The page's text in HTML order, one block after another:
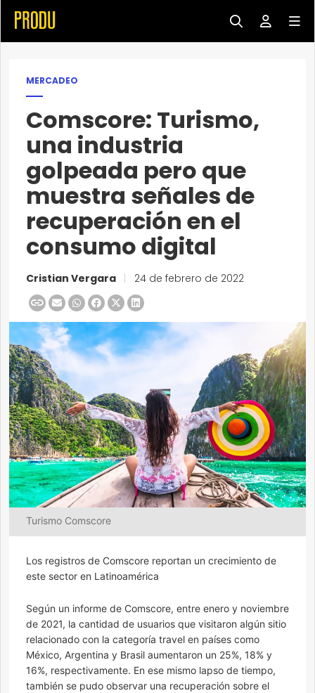
MERCADEO
Comscore: Turismo,
una industria
golpeada pero que
muestra señales de
recuperación en el
consumo digital
Cristian Vergara 24 de febrero de 2022
Turismo Comscore
Los registros de Comscore reportan un crecimiento de
este sector en Latinoamérica
Según un informe de Comscore, entre enero y noviembre
de 2021, la cantidad de usuarios que visitaron algún sitio
relacionado con la categoría travel en países como
México, Argentina y Brasil aumentaron un 25%, 18% y
16%, respectivamente. En ese mismo lapso de tiempo,
también se pudo observar una recuperación sobre el